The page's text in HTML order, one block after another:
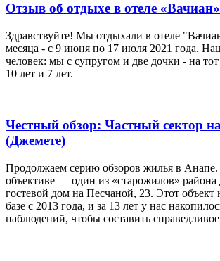
Отзыв об отдыхе в отеле «Вачиан»
Здравствуйте! Мы отдыхали в отеле
месяца - с 9 июня по 17 июля 2021 года.
человек: мы с супругом и две дочки - на
10 лет и 7 лет.
Честный обзор: Частный сектор
(Джемете)
Продолжаем серию обзоров жилья в
объективе — один из «старожилов»
гостевой дом на Песчаной, 23. Этот объект
базе с 2013 года, и за 13 лет у нас
наблюдений, чтобы составить